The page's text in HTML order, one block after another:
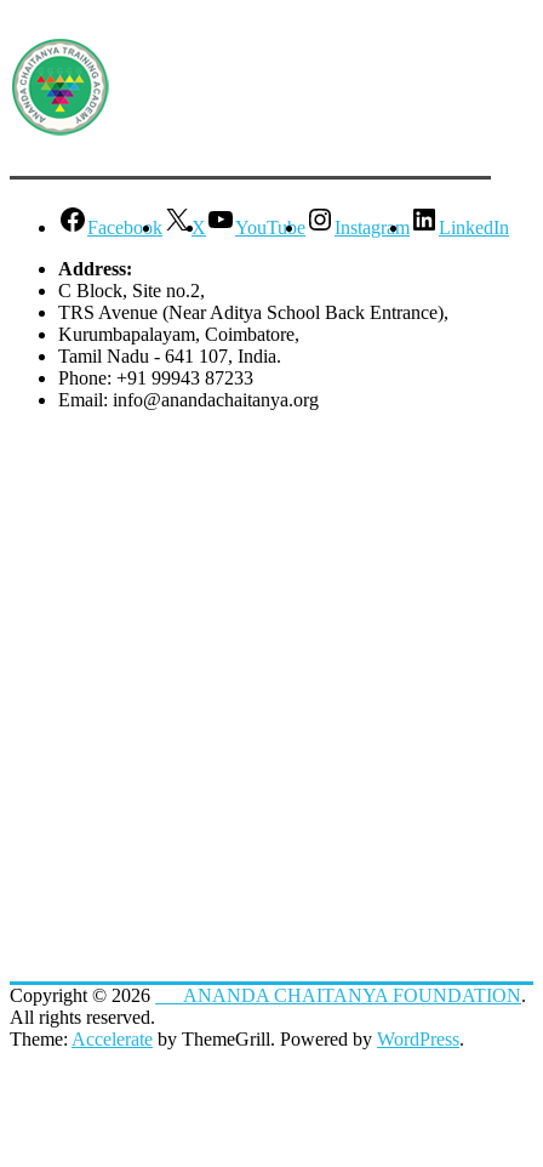
Facebook X YouTube Instagram
LinkedIn
Address:
C Block, Site no.2,
TRS Avenue (Near Aditya School Back Entrance),
Kurumbapalayam, Coimbatore,
Tamil Nadu - 641 107, India.
Phone: +91 99943 87233
Email: info@anandachaitanya.org
Copyright © 2026 ANANDA CHAITANYA FOUNDATION.
All rights reserved.
Theme: Accelerate by ThemeGrill. Powered by WordPress.